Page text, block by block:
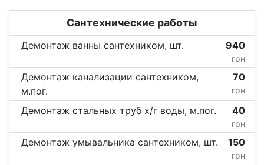
Сантехнические работы
Демонтаж ванны сантехником, шт. 940
грн
Демонтаж канализации сантехником,
м.пог.
70
грн
Демонтаж стальных труб х/г воды, м.пог. 40
грн
Демонтаж умывальника сантехником, шт. 150
грн